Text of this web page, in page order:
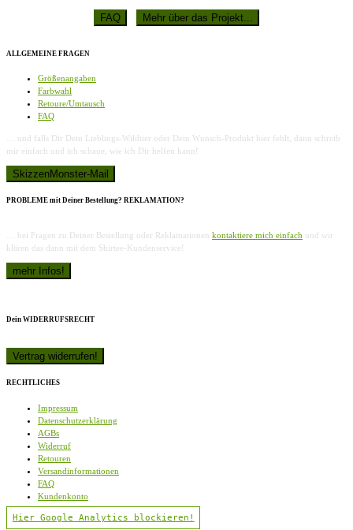
ALLGEMEINE FRAGEN
Größenangaben
Farbwahl
Retoure/Umtausch
FAQ
… und falls Dir Dein Lieblings-Wildtier oder Dein Wunsch-Produkt hier fehlt, dann schreib
mir einfach und ich schaue, wie ich Dir helfen kann!
PROBLEME mit Deiner Bestellung? REKLAMATION?
… bei Fragen zu Deiner Bestellung oder Reklamationen kontaktiere mich einfach und wir
klären das dann mit dem Shirtee-Kundenservice!
Dein WIDERRUFSRECHT
RECHTLICHES
Impressum
Datenschutzerklärung
AGBs
Widerruf
Retouren
Versandinformationen
FAQ
Kundenkonto
Hier Google Analytics blockieren!